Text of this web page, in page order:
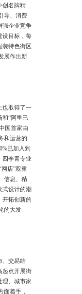
创名牌精
导、消费
强企业竞争
设目标，每
装特色街区
展作出新
也取得了一
和“阿里巴
国首家由
和运营的
已加入到
四季青专业
店”双重
信息、精
式设计的潮
开拓创新的
的大发
、交易结
起点开展街
理、城市家
面着手，